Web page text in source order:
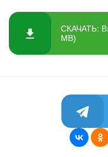
СКАЧАТЬ:
MB)